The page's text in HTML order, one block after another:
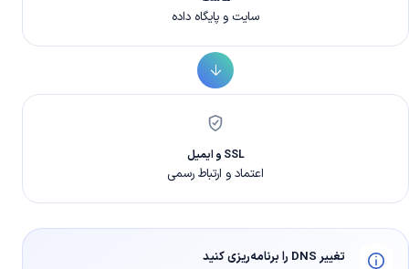
سایت و پایگاه داده
SSL و ایمیل
اعتماد و ارتباط رسمی
تغییر DNS را برنامه‌ریزی کنید